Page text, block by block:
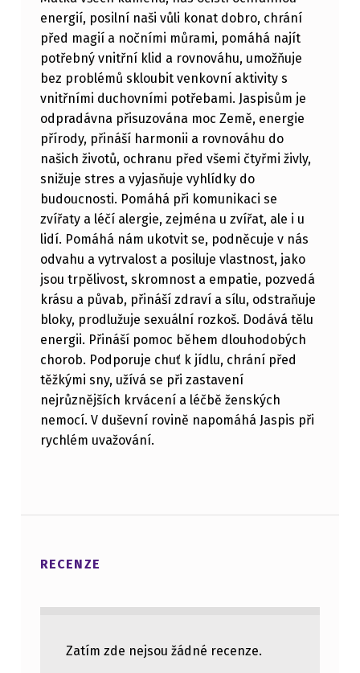
energií, posilní naši vůli konat dobro, chrání
před magií a nočními můrami, pomáhá najít
potřebný vnitřní klid a rovnováhu, umožňuje
bez problémů skloubit venkovní aktivity s
vnitřními duchovními potřebami. Jaspisům je
odpradávna přisuzována moc Země, energie
přírody, přináší harmonii a rovnováhu do
našich životů, ochranu před všemi čtyřmi živly,
snižuje stres a vyjasňuje vyhlídky do
budoucnosti. Pomáhá při komunikaci se
zvířaty a léčí alergie, zejména u zvířat, ale i u
lidí. Pomáhá nám ukotvit se, podněcuje v nás
odvahu a vytrvalost a posiluje vlastnost, jako
jsou trpělivost, skromnost a empatie, pozvedá
krásu a půvab, přináší zdraví a sílu, odstraňuje
bloky, prodlužuje sexuální rozkoš. Dodává tělu
energii. Přináší pomoc během dlouhodobých
chorob. Podporuje chuť k jídlu, chrání před
těžkými sny, užívá se při zastavení
nejrůznějších krvácení a léčbě ženských
nemocí. V duševní rovině napomáhá Jaspis při
rychlém uvažování.
RECENZE
Zatím zde nejsou žádné recenze.